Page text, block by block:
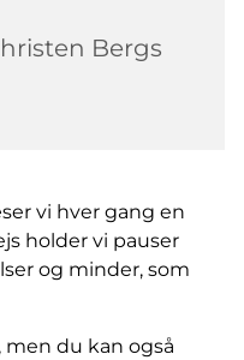
Bergs
vi hver gang en
holder vi pauser
og minder, som
du kan også